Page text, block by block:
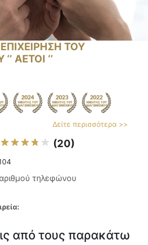
ΤΟΥ
ΑΕΤΟΙ ‘’
Δείτε περισσότερα >>
(20)
τηλεφώνου
από τους παρακάτω